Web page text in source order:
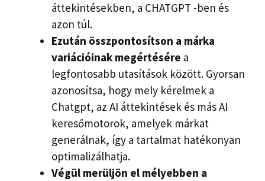
áttekintésekben, a CHATGPT -ben és
azon túl.
Ezután összpontosítson a márka
variációinak megértésére a
legfontosabb utasítások között. Gyorsan
azonosítsa, hogy mely kérelmek a
Chatgpt, az AI áttekintések és más AI
keresőmotorok, amelyek márkat
generálnak, így a tartalmat hatékonyan
optimalizálhatja.
Végül merüljön el mélyebben a